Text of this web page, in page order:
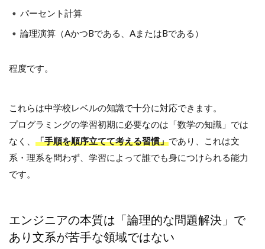
パーセント計算
論理演算（AかつBである、AまたはBである）
程度です。
これらは中学校レベルの知識で十分に対応できます。
プログラミングの学習初期に必要なのは「数学の知識」では
なく、 「手順を順序立てて考える習慣」であり、これは文
系・理系を問わず、学習によって誰でも身につけられる能力
です。
エンジニアの本質は「論理的な問題解決」で
あり文系が苦手な領域ではない